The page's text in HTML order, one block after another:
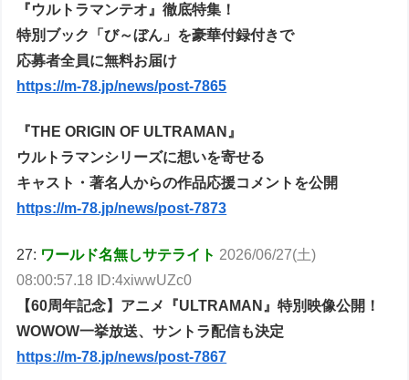
『ウルトラマンテオ』徹底特集！
特別ブック「び～ぼん」を豪華付録付きで
応募者全員に無料お届け
https://m-78.jp/news/post-7865
『THE ORIGIN OF ULTRAMAN』
ウルトラマンシリーズに想いを寄せる
キャスト・著名人からの作品応援コメントを公開
https://m-78.jp/news/post-7873
27: ワールド名無しサテライト 2026/06/27(土)
08:00:57.18 ID:4xiwwUZc0
【60周年記念】アニメ『ULTRAMAN』特別映像公開！
WOWOW一挙放送、サントラ配信も決定
https://m-78.jp/news/post-7867